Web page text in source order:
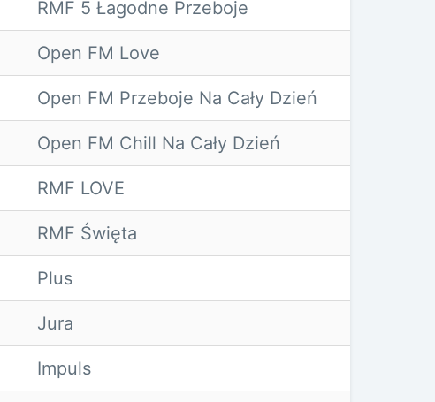
RMF 5 Łagodne Przeboje
Open FM Love
Open FM Przeboje Na Cały Dzień
Open FM Chill Na Cały Dzień
RMF LOVE
RMF Święta
Plus
Jura
Impuls